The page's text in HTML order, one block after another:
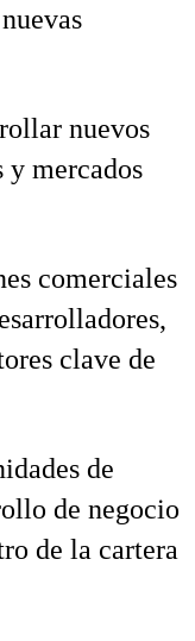
nuevos
y mercados
comerciales
clave de
de
de negocio
de la cartera